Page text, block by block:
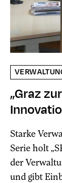
„Graz
Starke
Serie holt
der
und gibt